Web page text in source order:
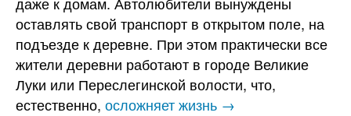
оставлять свой транспорт в открытом поле, на
подъезде к деревне. При этом практически все
жители деревни работают в городе Великие
Луки или Переслегинской волости, что,
естественно, осложняет жизнь →